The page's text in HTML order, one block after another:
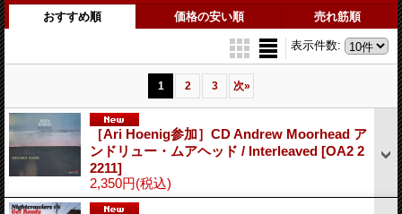
おすすめ順 価格の安い順 売れ筋順
表示件数:
1 2 3 次»
［Ari Hoenig参加］CD Andrew Moorhead ア
ンドリュー・ムアヘッド / Interleaved [OA2 2
2211]
2,350円(税込)